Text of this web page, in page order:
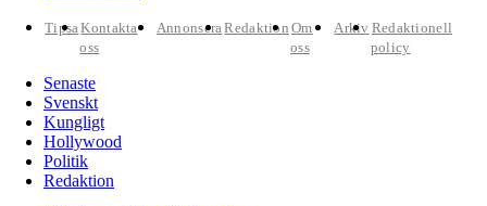
TipsaKontakta
oss
AnnonseraRedaktion Om
oss
Arkiv Redaktionell
policy
Senaste
Svenskt
Kungligt
Hollywood
Politik
Redaktion